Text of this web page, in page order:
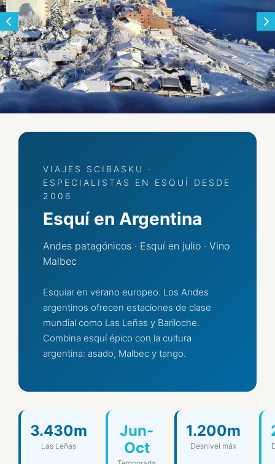
VIAJES SCIBASKU ·
ESPECIALISTAS EN ESQUÍ DESDE
2006
Esquí en Argentina
Andes patagónicos · Esquí en julio · Vino
Malbec
Esquiar en verano europeo. Los Andes
argentinos ofrecen estaciones de clase
mundial como Las Leñas y Bariloche.
Combina esquí épico con la cultura
argentina: asado, Malbec y tango.
3.430m
Las Leñas
Jun-
Oct
1.200m
Desnivel máx